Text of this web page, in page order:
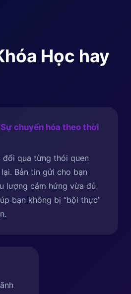
Học hay
chuyển hóa theo thời
đổi qua từng thói quen
Bản tin gửi cho bạn
lượng cảm hứng vừa đủ
bạn không bị “bội thực”